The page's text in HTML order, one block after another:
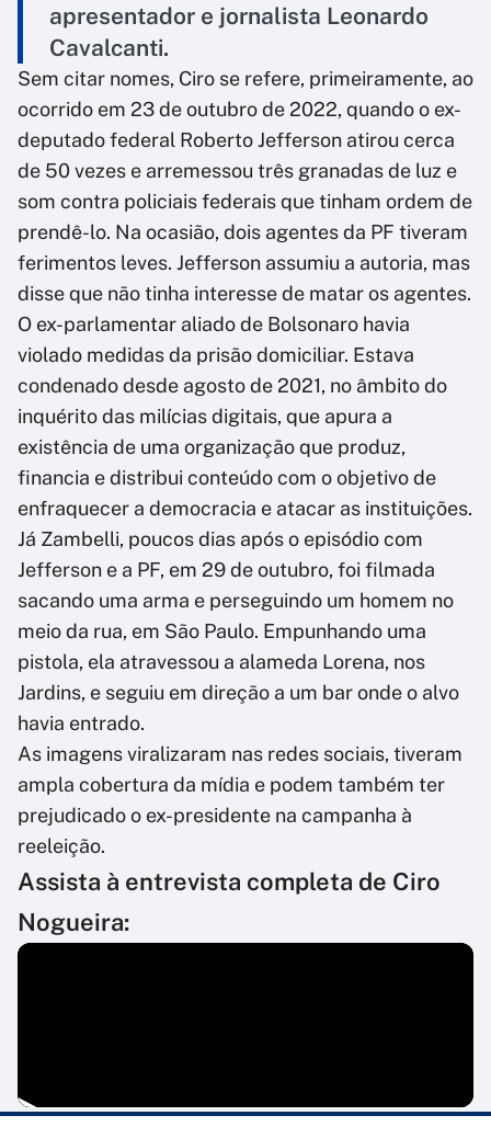
apresentador e jornalista Leonardo
Cavalcanti.
Sem citar nomes, Ciro se refere, primeiramente, ao
ocorrido em 23 de outubro de 2022, quando o ex-
deputado federal Roberto Jefferson atirou cerca
de 50 vezes e arremessou três granadas de luz e
som contra policiais federais que tinham ordem de
prendê-lo. Na ocasião, dois agentes da PF tiveram
ferimentos leves. Jefferson assumiu a autoria, mas
disse que não tinha interesse de matar os agentes.
O ex-parlamentar aliado de Bolsonaro havia
violado medidas da prisão domiciliar. Estava
condenado desde agosto de 2021, no âmbito do
inquérito das milícias digitais, que apura a
existência de uma organização que produz,
financia e distribui conteúdo com o objetivo de
enfraquecer a democracia e atacar as instituições.
Já Zambelli, poucos dias após o episódio com
Jefferson e a PF, em 29 de outubro, foi filmada
sacando uma arma e perseguindo um homem no
meio da rua, em São Paulo. Empunhando uma
pistola, ela atravessou a alameda Lorena, nos
Jardins, e seguiu em direção a um bar onde o alvo
havia entrado.
As imagens viralizaram nas redes sociais, tiveram
ampla cobertura da mídia e podem também ter
prejudicado o ex-presidente na campanha à
reeleição.
Assista à entrevista completa de Ciro
Nogueira: